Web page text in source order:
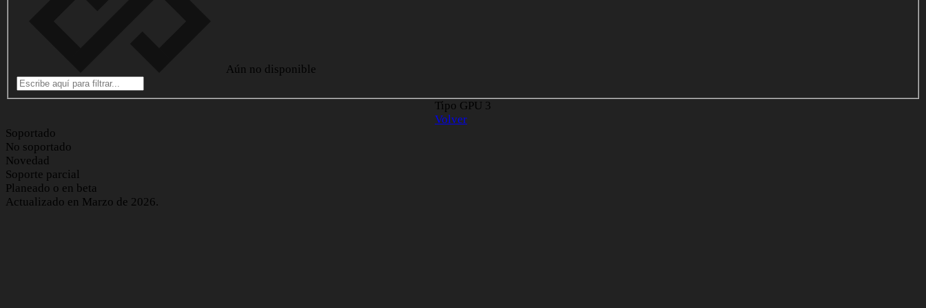
Aún no disponible
Tipo GPU 3
Volver
Soportado
No soportado
Novedad
Soporte parcial
Planeado o en beta
Actualizado en Marzo de 2026.